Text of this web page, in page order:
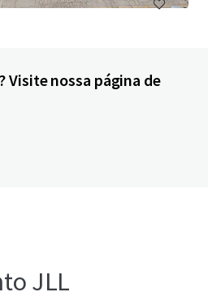
Visite nossa página de
JLL